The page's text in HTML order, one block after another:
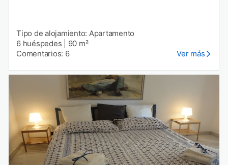
Tipo de alojamiento: Apartamento
6 huéspedes
90 m²
Comentarios: 6
Ver más